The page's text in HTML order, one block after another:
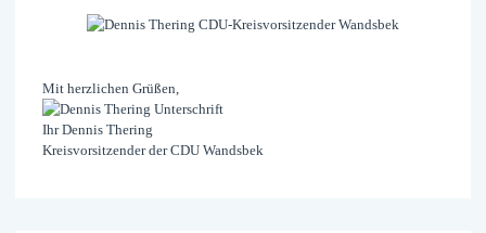
Mit herzlichen Grüßen,
Ihr Dennis Thering
Kreisvorsitzender der CDU Wandsbek